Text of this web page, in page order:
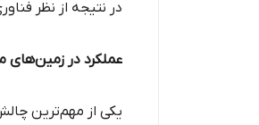
در نتیجه از نظر
عملکرد در زمین‌های
یکی از مهم‌ترین